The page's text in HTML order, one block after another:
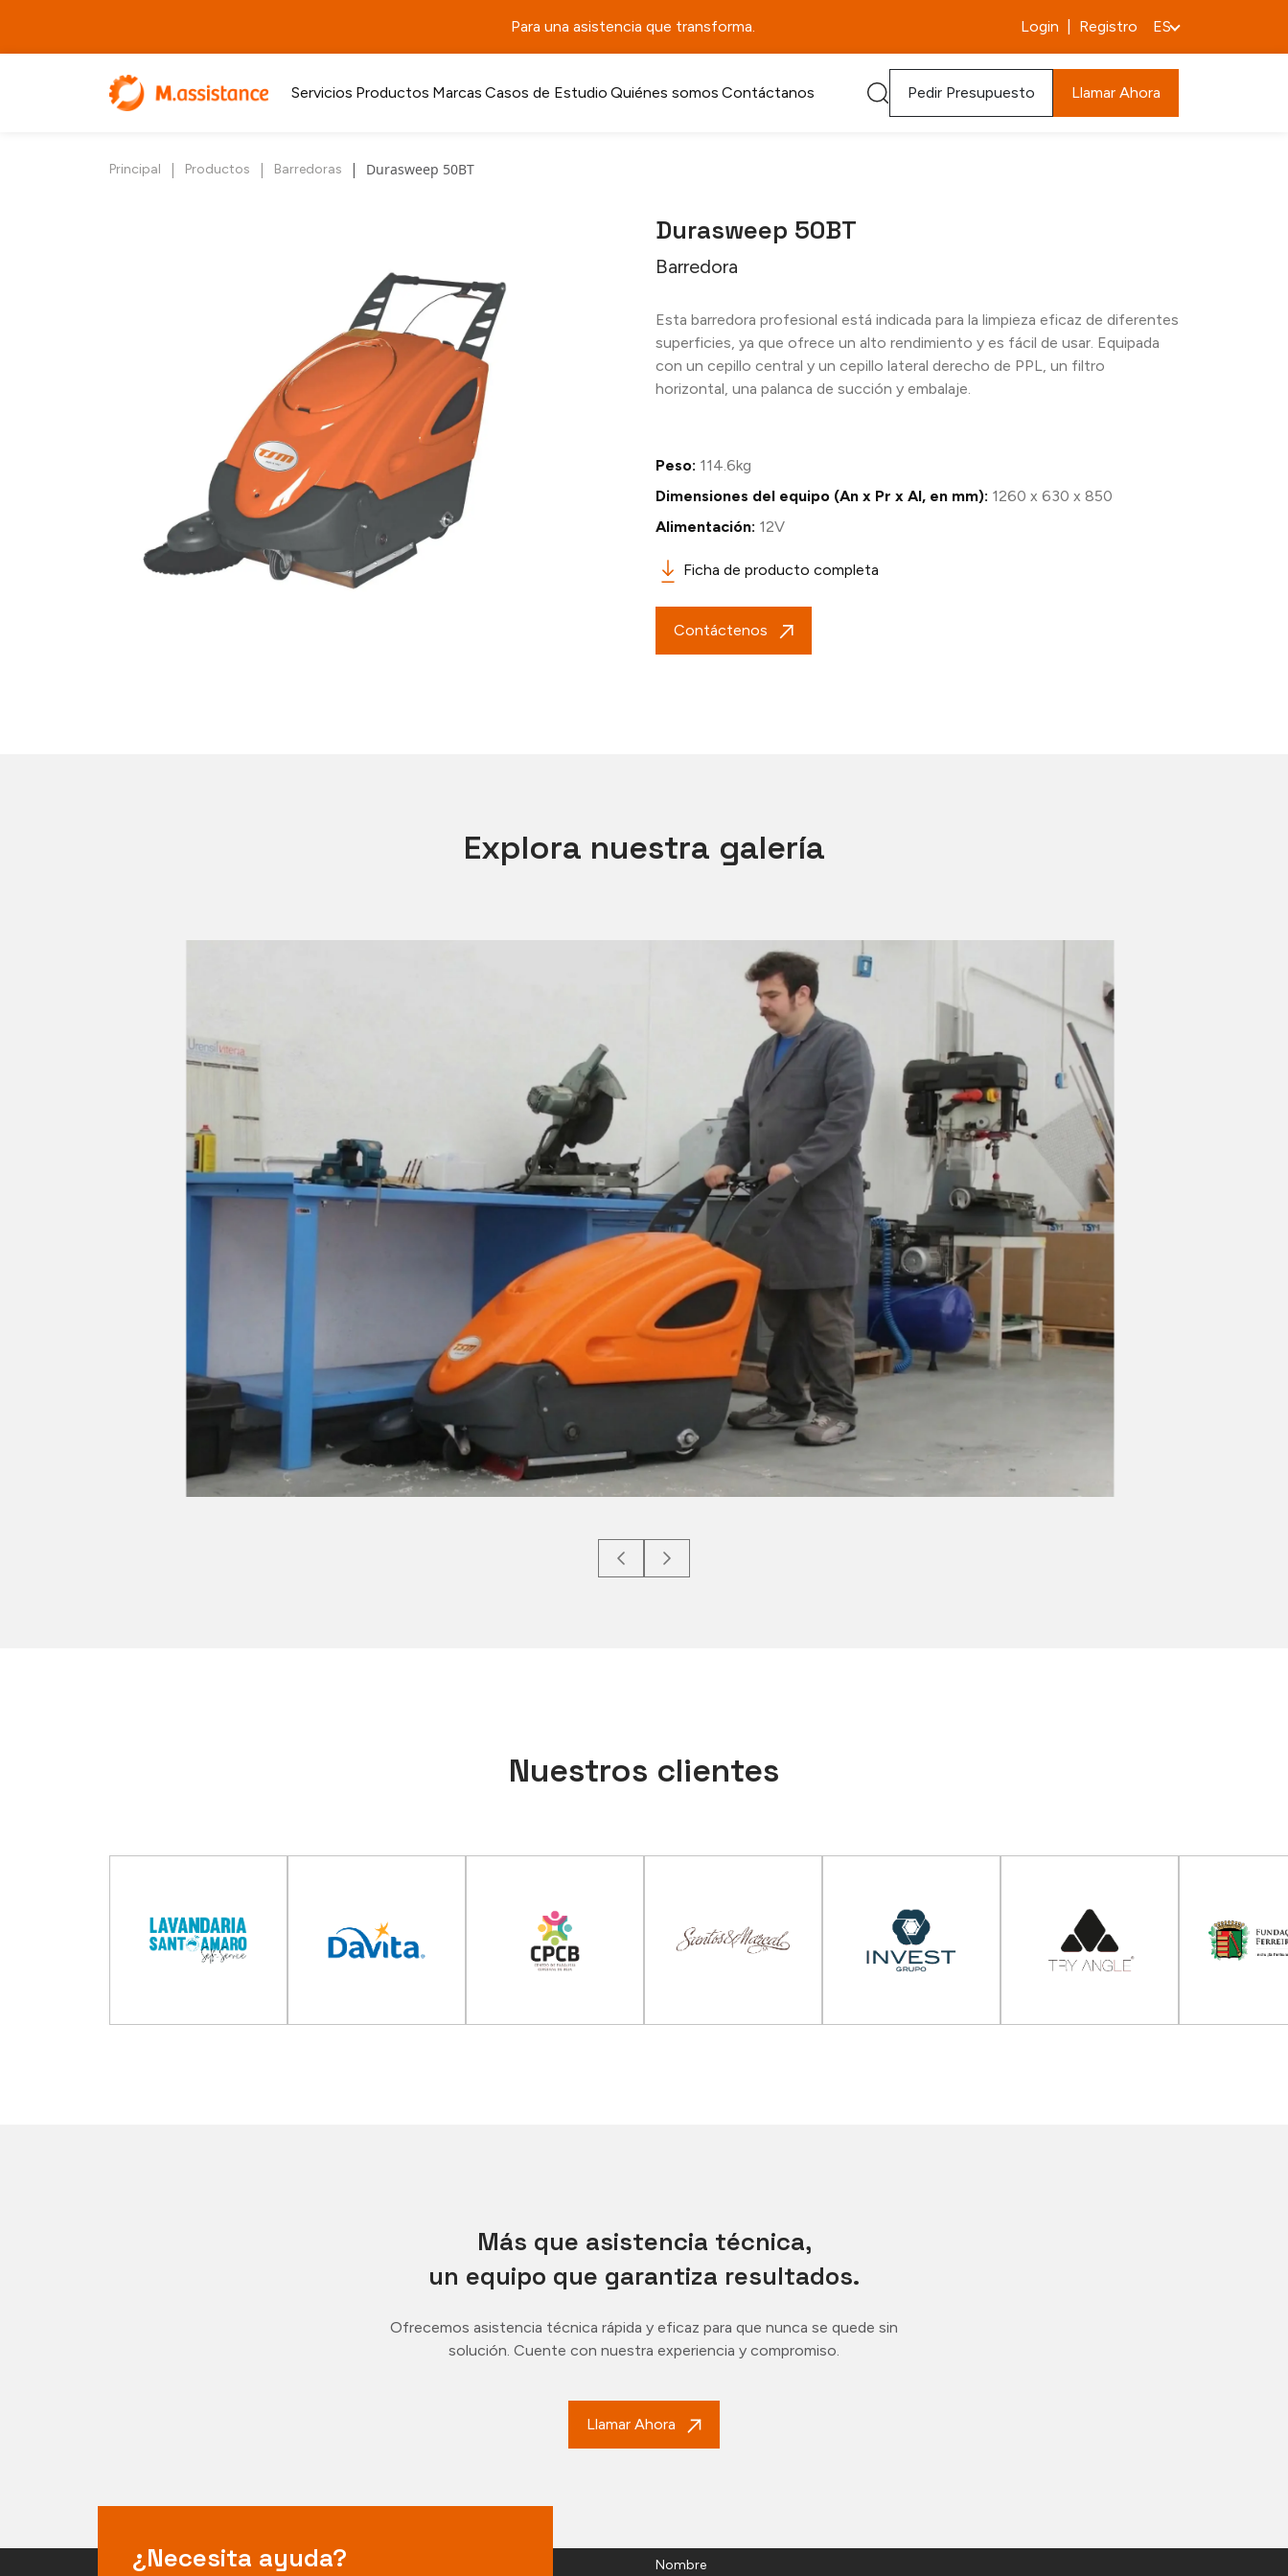
Para una asistencia que transforma. Login Registro ES
Servicios Productos Marcas Casos de Estudio Quiénes somos Contáctanos Pedir Presupuesto Llamar Ahora
Principal | Productos | Barredoras | Durasweep 50BT
Durasweep 50BT
Barredora
Esta barredora profesional está indicada para la limpieza eficaz de diferentes
superficies, ya que ofrece un alto rendimiento y es fácil de usar. Equipada
con un cepillo central y un cepillo lateral derecho de PPL, un filtro
horizontal, una palanca de succión y embalaje.
Peso: 114.6kg
Dimensiones del equipo (An x Pr x Al, en mm): 1260 x 630 x 850
Alimentación: 12V
Ficha de producto completa
Contáctenos
Explora nuestra galería
Nuestros clientes
Más que asistencia técnica,
un equipo que garantiza resultados.
Ofrecemos asistencia técnica rápida y eficaz para que nunca se quede sin
solución. Cuente con nuestra experiencia y compromiso.
Llamar Ahora
¿Necesita ayuda?
Nombre